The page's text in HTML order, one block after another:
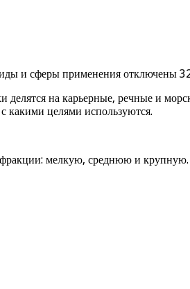
и сферы применения отключены
на карьерные, речные и
какими целями используются.
фракции: мелкую, среднюю и крупную.